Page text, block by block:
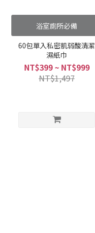
浴室廁所必備
60包單入私密肌弱酸清潔
濕紙巾
NT$399 ~ NT$999
NT$1,497